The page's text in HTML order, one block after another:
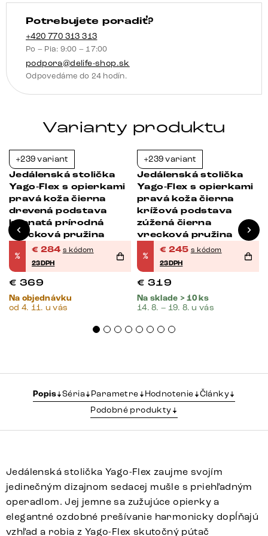
široká
čierna
360°
otočný
hojdacia
funkcia
vrecková
Potrebujete poradiť?
+420 770 313 313
Po – Pia: 9:00 – 17:00
podpora@delife-shop.sk
Odpovedáme do 24 hodín.
Varianty produktu
+239 variant
Jedálenská stolička
Yago-Flex s opierkami
pravá koža čierna
drevená podstava
hranatá prírodná
vrecková pružina
%
€ 284 s kódom
23DPH
€ 369
Na objednávku
od 4. 11. u vás
+239 variant
Jedálenská stolička
Yago-Flex s opierkami
pravá koža čierna
krížová podstava
zúžená čierna
vrecková pružina
%
€ 245 s kódom
23DPH
€ 319
Na sklade > 10 ks
14. 8. – 19. 8. u vás
Popis Séria Parametre Hodnotenie
Články
Podobné produkty
Jedálenská stolička Yago-Flex zaujme svojím
jedinečným dizajnom sedacej mušle s priehľadným
operadlom. Jej jemne sa zužujúce opierky a
elegantné ozdobné prešívanie harmonicky dopĺňajú
vzhľad a robia z Yago-Flex skutočný pútač